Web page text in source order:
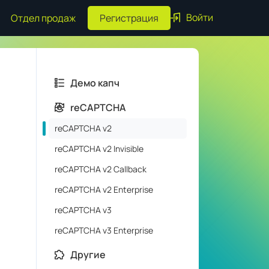
Отдел продаж Регистрация Войти
Демо капч
reCAPTCHA
reCAPTCHA v2
reCAPTCHA v2 Invisible
reCAPTCHA v2 Callback
reCAPTCHA v2 Enterprise
reCAPTCHA v3
reCAPTCHA v3 Enterprise
Другие